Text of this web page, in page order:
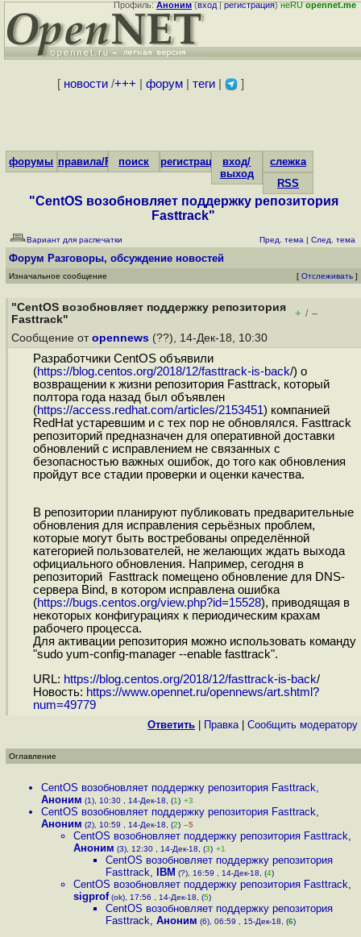
Профиль:Аноним(вход|регистрация)неRUopennet.me
[ новости/+++ форум| теги| ]
форумы правила/FAQпоиск регистрациявход/
выход
слежка
RSS
"CentOS возобновляет поддержку репозитория
Fasttrack"
Вариант для распечатки Пред. тема | След. тема
Форум Разговоры, обсуждение новостей
Изначальное сообщение [ Отслеживать ]
"CentOS возобновляет поддержку репозитория
Fasttrack"
+ / –
Сообщение от opennews (??), 14-Дек-18, 10:30
Разработчики CentOS объявили
(https://blog.centos.org/2018/12/fasttrack-is-back/) о
возвращении к жизни репозитория Fasttrack, который
полтора года назад был объявлен
(https://access.redhat.com/articles/2153451) компанией
RedHat устаревшим и с тех пор не обновлялся. Fasttrack
репозиторий предназначен для оперативной доставки
обновлений с исправлением не связанных с
безопасностью важных ошибок, до того как обновления
пройдут все стадии проверки и оценки качества.
В репозитории планируют публиковать предварительные
обновления для исправления серьёзных проблем,
которые могут быть востребованы определённой
категорией пользователей, не желающих ждать выхода
официального обновления. Например, сегодня в
репозиторий Fasttrack помещено обновление для DNS-
сервера Bind, в котором исправлена ошибка
(https://bugs.centos.org/view.php?id=15528), приводящая в
некоторых конфигурациях к периодическим крахам
рабочего процесса.
Для активации репозитория можно использовать команду
"sudo yum-config-manager --enable fasttrack".
URL: https://blog.centos.org/2018/12/fasttrack-is-back/
Новость: https://www.opennet.ru/opennews/art.shtml?
num=49779
Ответить Правка| Cообщить модератору
Оглавление
CentOS возобновляет поддержку репозитория Fasttrack,
Аноним (1), 10:30 , 14-Дек-18, (1) +3
CentOS возобновляет поддержку репозитория Fasttrack,
Аноним (2), 10:59 , 14-Дек-18, (2) –5
CentOS возобновляет поддержку репозитория Fasttrack,
Аноним (3), 12:30 , 14-Дек-18, (3) +1
CentOS возобновляет поддержку репозитория
Fasttrack, IBM (?), 16:59 , 14-Дек-18, (4)
CentOS возобновляет поддержку репозитория Fasttrack,
sigprof(ok), 17:56 , 14-Дек-18, (5)
CentOS возобновляет поддержку репозитория
Fasttrack, Аноним (6), 06:59 , 15-Дек-18, (6)